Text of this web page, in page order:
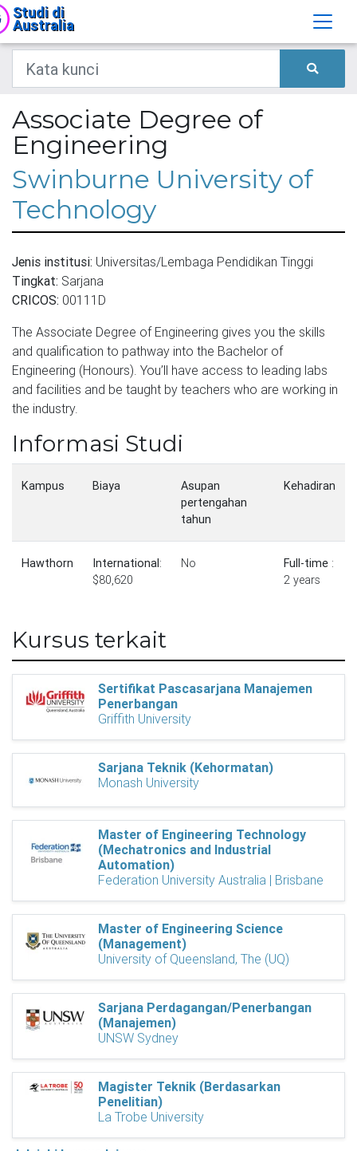
Studi di
Australia
Associate Degree of
Engineering
Swinburne University of
Technology
Jenis institusi: Universitas/Lembaga Pendidikan Tinggi
Tingkat: Sarjana
CRICOS: 00111D
The Associate Degree of Engineering gives you the skills
and qualification to pathway into the Bachelor of
Engineering (Honours). You’ll have access to leading labs
and facilities and be taught by teachers who are working in
the industry.
Informasi Studi
Kampus Biaya
Asupan
pertengahan
tahun
Kehadiran
Hawthorn International:
$80,620
No Full-time :
2 years
Kursus terkait
Sertifikat Pascasarjana Manajemen
Penerbangan
Griffith University
Sarjana Teknik (Kehormatan)
Monash University
Master of Engineering Technology
(Mechatronics and Industrial
Automation)
Federation University Australia | Brisbane
Master of Engineering Science
(Management)
University of Queensland, The (UQ)
Sarjana Perdagangan/Penerbangan
(Manajemen)
UNSW Sydney
Magister Teknik (Berdasarkan
Penelitian)
La Trobe University